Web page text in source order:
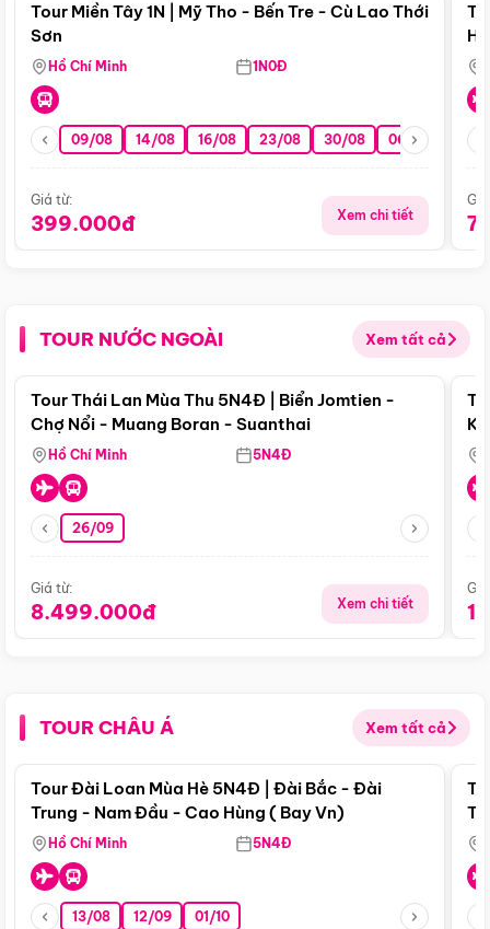
Tour Miền Tây 1N | Mỹ Tho - Bến Tre - Cù Lao Thới
Sơn
Hồ Chí Minh 1N0Đ
09/08 14/08 16/08 23/08 30/08 06/09 13/09
Giá từ:
399.000đ Xem chi tiết
TOUR NƯỚC NGOÀI Xem tất cả
Điểm nổi bật
Tour Thái Lan Mùa Thu 5N4Đ | Biển Jomtien -
Chợ Nổi - Muang Boran - Suanthai
Hồ Chí Minh 5N4Đ
26/09
Giá từ:
8.499.000đ Xem chi tiết
TOUR CHÂU Á Xem tất cả
Điểm nổi bật
Tour Đài Loan Mùa Hè 5N4Đ | Đài Bắc - Đài
Trung - Nam Đầu - Cao Hùng ( Bay Vn)
Hồ Chí Minh 5N4Đ
13/08 12/09 01/10